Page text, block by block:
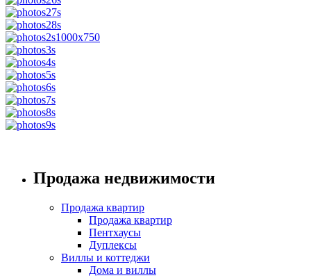
Продажа недвижимости
Продажа квартир
Продажа квартир
Пентхаусы
Дуплексы
Виллы и коттеджи
Дома и виллы